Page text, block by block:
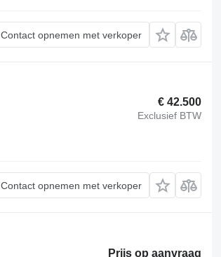
Contact opnemen met verkoper
€ 42.500
Exclusief BTW
Contact opnemen met verkoper
Prijs op aanvraag